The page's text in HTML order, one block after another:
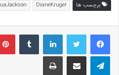
برچسب ها DianeKruger
لینکداینتامبلر
تلگرام اشتراک گذاری با ایمیل چاپ